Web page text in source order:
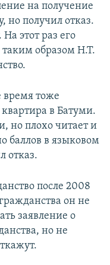
на получение
но получил отказ.
На этот раз его
таким образом Н.Т.
время тоже
в Батуми.
но плохо читает и
баллов в языковом
отказ.
после 2008
он не
заявление о
но не